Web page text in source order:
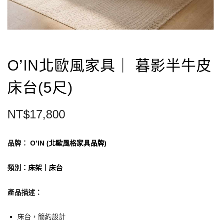
O’IN北歐風家具｜ 暮影半牛皮
床台(5尺)
NT$17,800
品牌： O’IN (北歐風格家具品牌)
類別： 床架｜床台
產品描述：
床台，簡約設計